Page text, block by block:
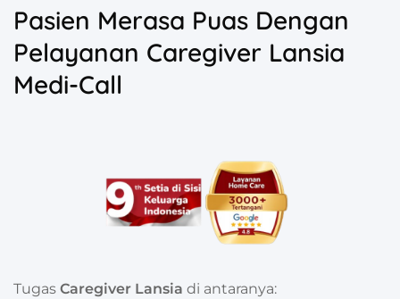
Pasien Merasa Puas Dengan
Pelayanan Caregiver Lansia
Medi-Call
Tugas Caregiver Lansia di antaranya: